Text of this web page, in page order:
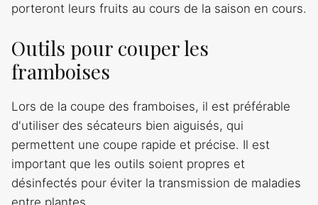
porteront leurs fruits au cours de la saison en cours.
Outils pour couper les
framboises
Lors de la coupe des framboises, il est préférable
d'utiliser des sécateurs bien aiguisés, qui
permettent une coupe rapide et précise. Il est
important que les outils soient propres et
désinfectés pour éviter la transmission de maladies